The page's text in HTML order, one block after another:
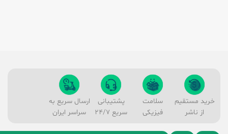
خرید مستقیم
از ناشر
سلامت
فیزیکی
پشتیبانی
سریع 24/7
ارسال سریع به
سراسر ایران